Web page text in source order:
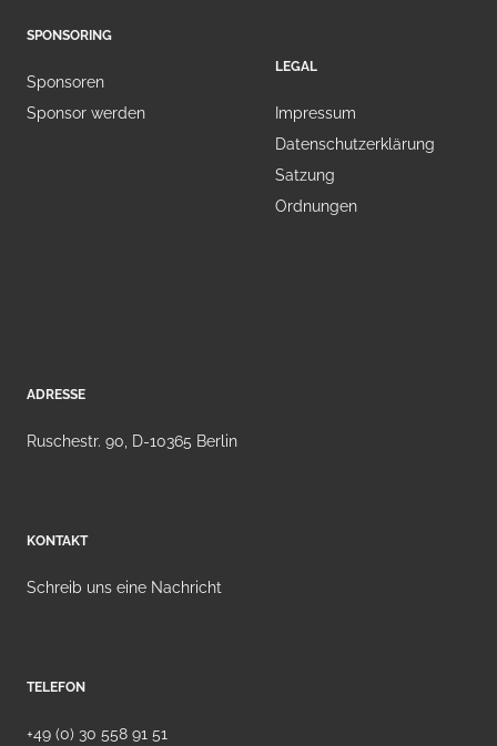
SPONSORING
Sponsoren
Sponsor werden
LEGAL
Impressum
Datenschutzerklärung
Satzung
Ordnungen
ADRESSE
Ruschestr. 90, D-10365 Berlin
KONTAKT
Schreib uns eine Nachricht
TELEFON
+49 (0) 30 558 91 51